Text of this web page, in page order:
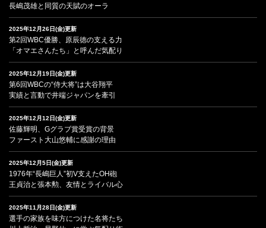
長嶋茂雄と同質の天賦のオーラ
2025年12月26日(金)更新
第2回WBC優勝、原辰徳の支える力
「オマエさんたち」と呼んだ気配り
2025年12月19日(金)更新
第6回WBCの“侍大将”は大谷翔平
実績と言動で井端ジャパンを牽引
2025年12月12日(金)更新
佐藤輝明、Gグラブ賞受賞の背景
ファースト大山悠輔に感謝の理由
2025年12月5日(金)更新
1976年“長嶋巨人”初V支えたOH砲
王貞治と張本勲、友情とライバル心
2025年11月28日(金)更新
選手の家族を味方につけた名将たち